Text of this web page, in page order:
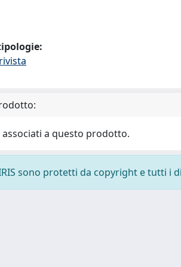
a questo prodotto.
sono protetti da copyright e tutti i